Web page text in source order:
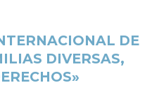
DE
DIVERSAS,